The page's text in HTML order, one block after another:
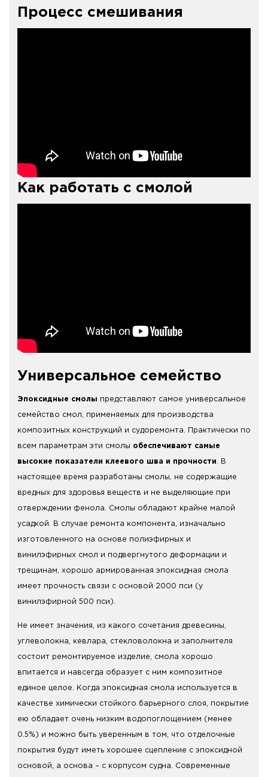
Процесс смешивания
Как работать с смолой
Универсальное семейство
Эпоксидные смолы представляют самое универсальное
семейство смол, применяемых для производства
композитных конструкций и судоремонта. Практически по
всем параметрам эти смолы обеспечивают самые
высокие показатели клеевого шва и прочности . В
настоящее время разработаны смолы, не содержащие
вредных для здоровья веществ и не выделяющие при
отверждении фенола. Смолы обладают крайне малой
усадкой. В случае ремонта компонента, изначально
изготовленного на основе полиэфирных и
винилэфирных смол и подвергнутого деформации и
трещинам, хорошо армированная эпоксидная смола
имеет прочность связи с основой 2000 пси (у
винилэфирной 500 пси).
Не имеет значения, из какого сочетания древесины,
углеволокна, кевлара, стекловолокна и заполнителя
состоит ремонтируемое изделие, смола хорошо
впитается и навсегда образует с ним композитное
единое целое. Когда эпоксидная смола используется в
качестве химически стойкого барьерного слоя, покрытие
ею обладает очень низким водопоглощением (менее
0.5%) и можно быть уверенным в том, что отделочные
покрытия будут иметь хорошее сцепление с эпоксидной
основой, а основа – с корпусом судна. Современные